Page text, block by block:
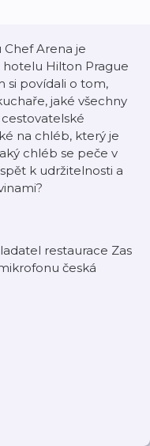
Arena je
hotelu Hilton Prague
si povídali o tom,
jaké všechny
na chléb, který je
chléb se peče v
k udržitelnosti a
restaurace Zas
česká